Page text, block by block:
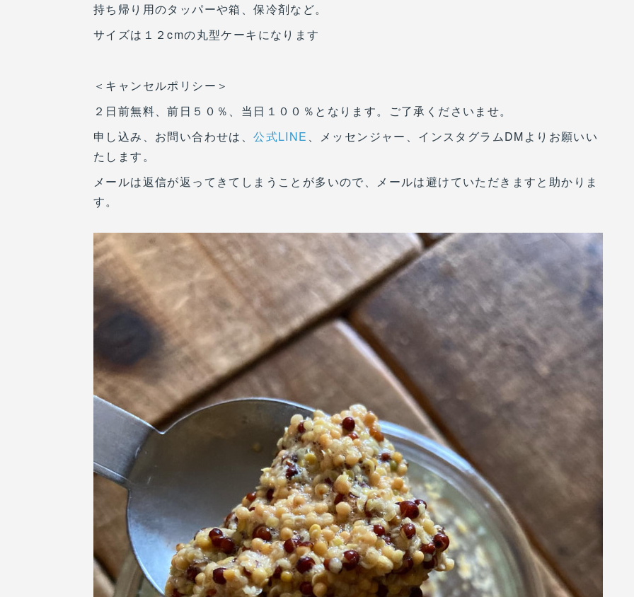
持ち帰り用のタッパーや箱、保冷剤など。
サイズは１２cmの丸型ケーキになります
＜キャンセルポリシー＞
２日前無料、前日５０％、当日１００％となります。ご了承くださいませ。
申し込み、お問い合わせは、公式LINE 、メッセンジャー、インスタグラムDMよりお願いい
たします。
メールは返信が返ってきてしまうことが多いので、メールは避けていただきますと助かりま
す。